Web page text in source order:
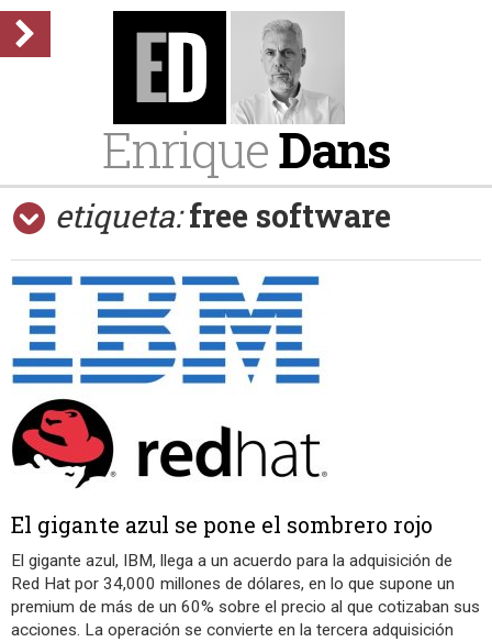
EnriqueDans
etiqueta: free software
El gigante azul se pone el sombrero rojo
El gigante azul, IBM, llega a un acuerdo para la adquisición de
Red Hat por 34,000 millones de dólares, en lo que supone un
premium de más de un 60% sobre el precio al que cotizaban sus
acciones. La operación se convierte en la tercera adquisición